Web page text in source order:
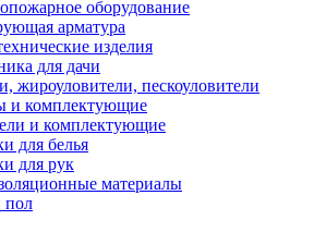
оборудование
арматура
изделия
для дачи
жироуловители, пескоуловители
и комплектующие
и комплектующие
для белья
для рук
материалы
пол